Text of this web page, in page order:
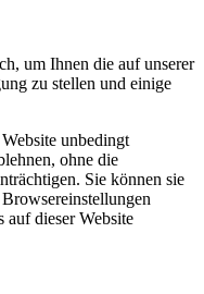
um Ihnen die auf unserer
zu stellen und einige
unbedingt
ohne die
Sie können sie
auf dieser Website